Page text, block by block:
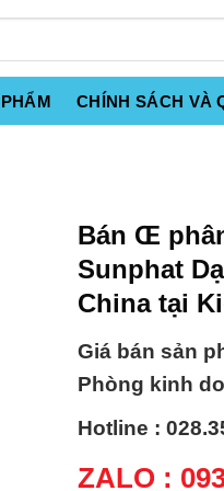
CHÍNH SÁCH VÀ
Bán Œ
Sunphat
China tại
Giá bán sản
Phòng kinh
Hotline :
ZALO :